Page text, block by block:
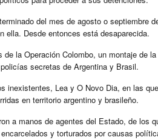
del mes de agosto o septiembre
ella. Desde entonces está desaparecida.
la Operación Colombo, un montaje de
secretas de Argentina y Brasil.
inexistentes, Lea y O Novo Dia, en las
en territorio argentino y brasileño.
a manos de agentes del Estado, de los
y torturados por causas